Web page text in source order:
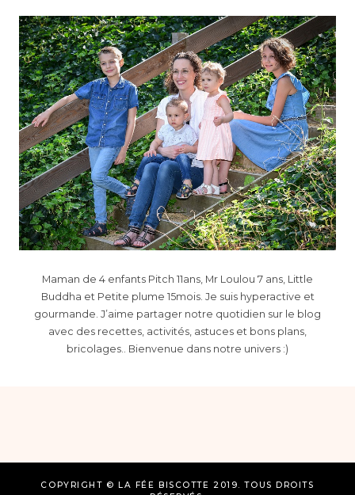
Maman de 4 enfants Pitch 11ans, Mr Loulou 7 ans, Little
Buddha et Petite plume 15mois. Je suis hyperactive et
gourmande. J’aime partager notre quotidien sur le blog
avec des recettes, activités, astuces et bons plans,
bricolages.. Bienvenue dans notre univers :)
COPYRIGHT © LA FÉE BISCOTTE 2019. TOUS DROITS